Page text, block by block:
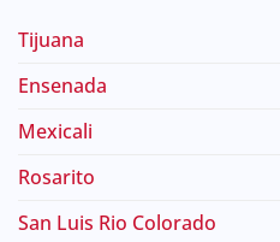
Tijuana
Ensenada
Mexicali
Rosarito
San Luis Rio Colorado